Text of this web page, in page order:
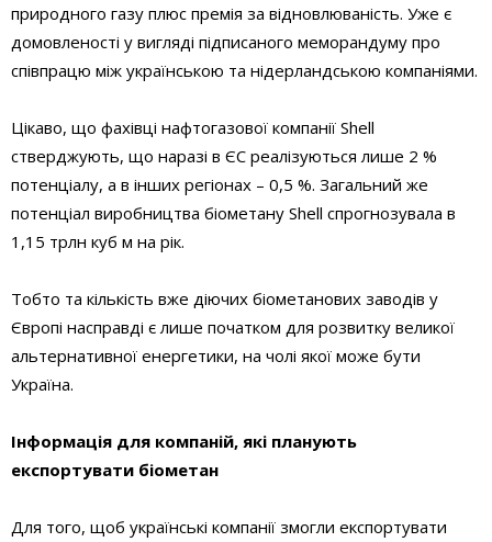
природного газу плюс премія за відновлюваність. Уже є
домовленості у вигляді підписаного меморандуму про
співпрацю між українською та нідерландською компаніями.
Цікаво, що фахівці нафтогазової компанії Shell
стверджують, що наразі в ЄС реалізуються лише 2 %
потенціалу, а в інших регіонах – 0,5 %. Загальний же
потенціал виробництва біометану Shell спрогнозувала в
1,15 трлн куб м на рік.
Тобто та кількість вже діючих біометанових заводів у
Європі насправді є лише початком для розвитку великої
альтернативної енергетики, на чолі якої може бути
Україна.
Інформація для компаній, які планують
експортувати біометан
Для того, щоб українські компанії змогли експортувати